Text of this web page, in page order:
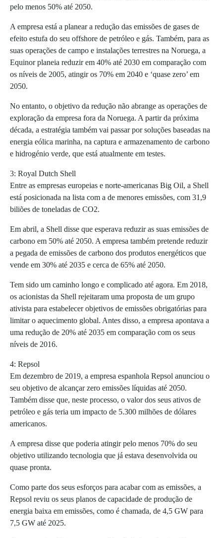
pelo menos 50% até 2050.
A empresa está a planear a redução das emissões de gases de
efeito estufa do seu offshore de petróleo e gás. Também, para as
suas operações de campo e instalações terrestres na Noruega, a
Equinor planeia reduzir em 40% até 2030 em comparação com
os níveis de 2005, atingir os 70% em 2040 e ‘quase zero’ em
2050.
No entanto, o objetivo da redução não abrange as operações de
exploração da empresa fora da Noruega. A partir da próxima
década, a estratégia também vai passar por soluções baseadas na
energia eólica marinha, na captura e armazenamento de carbono
e hidrogénio verde, que está atualmente em testes.
3: Royal Dutch Shell
Entre as empresas europeias e norte-americanas Big Oil, a Shell
está posicionada na lista com a de menores emissões, com 31,9
biliões de toneladas de CO2.
Em abril, a Shell disse que esperava reduzir as suas emissões de
carbono em 50% até 2050. A empresa também pretende reduzir
a pegada de emissões de carbono dos produtos energéticos que
vende em 30% até 2035 e cerca de 65% até 2050.
Tem sido um caminho longo e complicado até agora. Em 2018,
os acionistas da Shell rejeitaram uma proposta de um grupo
ativista para estabelecer objetivos de emissões obrigatórias para
limitar o aquecimento global. Antes disso, a empresa apontava a
uma redução de 20% até 2035 em comparação com os seus
níveis de 2016.
4: Repsol
Em dezembro de 2019, a empresa espanhola Repsol anunciou o
seu objetivo de alcançar zero emissões líquidas até 2050.
Também disse que, neste processo, o valor dos seus ativos de
petróleo e gás teria um impacto de 5.300 milhões de dólares
americanos.
A empresa disse que poderia atingir pelo menos 70% do seu
objetivo utilizando tecnologia que já estava desenvolvida ou
quase pronta.
Como parte dos seus esforços para acabar com as emissões, a
Repsol reviu os seus planos de capacidade de produção de
energia baixa em emissões, como é chamada, de 4,5 GW para
7,5 GW até 2025.